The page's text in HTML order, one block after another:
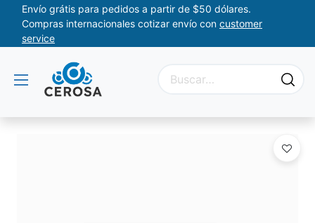
Envío grátis para pedidos a partir de $50 dólares.
Compras internacionales cotizar envío con customer
service